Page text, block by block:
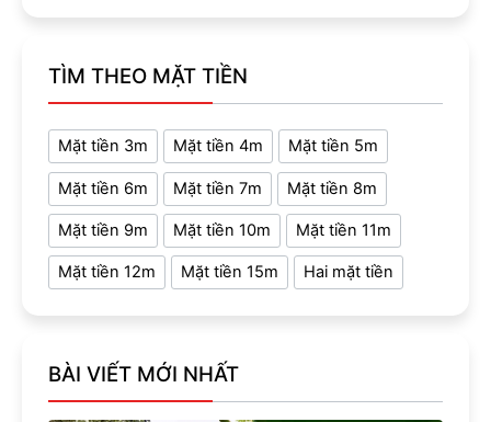
TÌM THEO MẶT TIỀN
Mặt tiền 3m Mặt tiền 4m Mặt tiền 5m
Mặt tiền 6m Mặt tiền 7m Mặt tiền 8m
Mặt tiền 9m Mặt tiền 10m Mặt tiền 11m
Mặt tiền 12m Mặt tiền 15m Hai mặt tiền
BÀI VIẾT MỚI NHẤT